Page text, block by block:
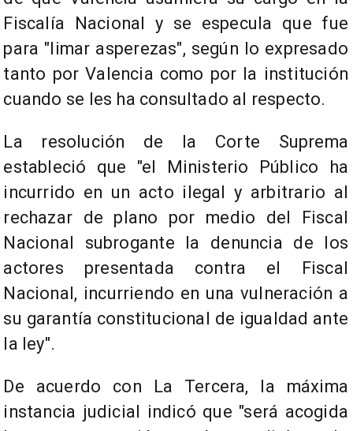
Fiscalía Nacional y se especula que fue
para "limar asperezas", según lo expresado
tanto por Valencia como por la institución
cuando se les ha consultado al respecto.
La resolución de la Corte Suprema
estableció que "el Ministerio Público ha
incurrido en un acto ilegal y arbitrario al
rechazar de plano por medio del Fiscal
Nacional subrogante la denuncia de los
actores presentada contra el Fiscal
Nacional, incurriendo en una vulneración a
su garantía constitucional de igualdad ante
la ley".
De acuerdo con La Tercera, la máxima
instancia judicial indicó que "será acogida